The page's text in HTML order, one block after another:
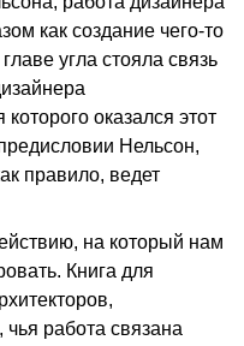
как создание чего-то
угла стояла связь
оказался этот
Нельсон,
правило, ведет
на который нам
Книга для
работа связана